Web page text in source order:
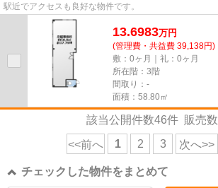
駅近でアクセスも良好な物件です。
13.6983万円
(管理費・共益費 39,138円)
敷：0ヶ月｜礼：0ヶ月
所在階：3階
間取り：-
面積：58.80㎡
該当公開件数46件 販売数
<<前へ 1 2 3 次へ>>
チェックした物件をまとめて